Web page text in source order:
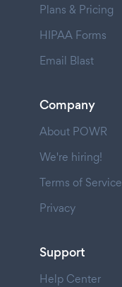
Plans & Pricing
HIPAA Forms
Email Blast
Company
About POWR
We're hiring!
Terms of Service
Privacy
Support
Help Center